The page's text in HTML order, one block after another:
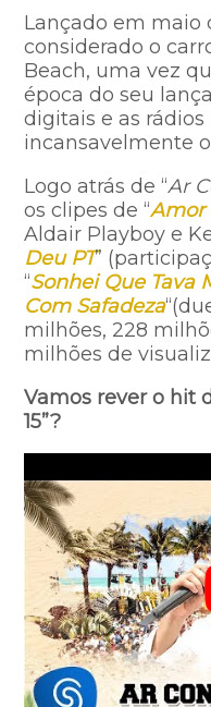
Lançado em maio
considerado o
Beach, uma vez
época do seu
digitais e as
incansavelmente
Logo atrás de “Ar
os clipes de “Amor
Aldair Playboy e
Deu PT”
“Sonhei Que Tava
Com Safadeza
milhões, 228
milhões de
Vamos rever o hit
15”?